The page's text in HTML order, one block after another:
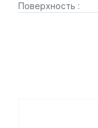
Поверхность :